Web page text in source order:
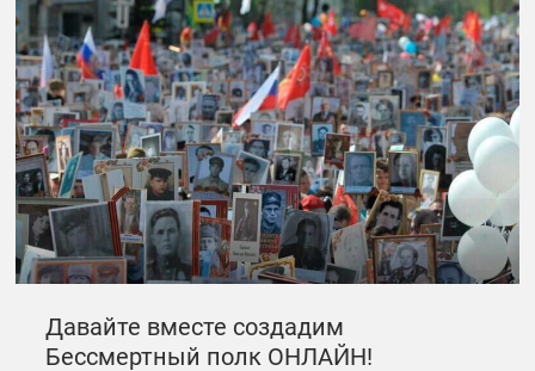
Давайте вместе создадим
Бессмертный полк ОНЛАЙН!